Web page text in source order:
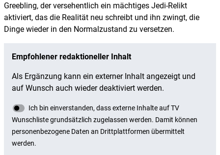
Greebling, der versehentlich ein mächtiges Jedi-Relikt
aktiviert, das die Realität neu schreibt und ihn zwingt, die
Dinge wieder in den Normalzustand zu versetzen.